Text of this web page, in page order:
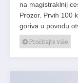
na magistraklnij
Prozor. Prvih 100
goriva u povodu
Pročitajte više